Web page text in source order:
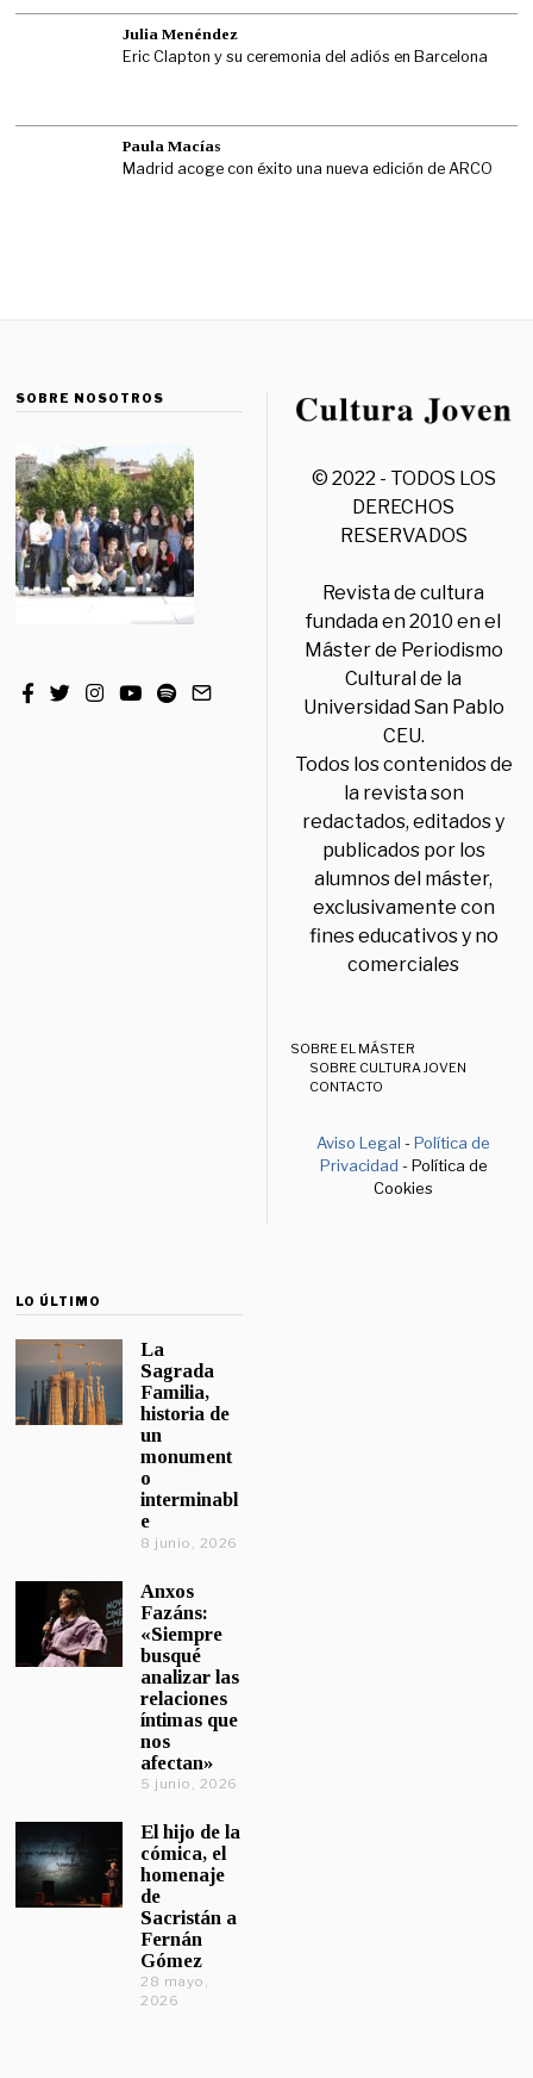
Julia Menéndez
Eric Clapton y su ceremonia del adiós en Barcelona
Paula Macías
Madrid acoge con éxito una nueva edición de ARCO
SOBRE NOSOTROS
© 2022 - TODOS LOS
DERECHOS
RESERVADOS
Revista de cultura
fundada en 2010 en el
Máster de Periodismo
Cultural de la
Universidad San Pablo
CEU.
Todos los contenidos de
la revista son
redactados, editados y
publicados por los
alumnos del máster,
exclusivamente con
fines educativos y no
comerciales
SOBRE EL MÁSTER
SOBRE CULTURA JOVEN
CONTACTO
Aviso Legal -Política de
Privacidad - Política de
Cookies
LO ÚLTIMO
La
Sagrada
Familia,
historia de
un
monument
o
interminabl
e
8 junio, 2026
Anxos
Fazáns:
«Siempre
busqué
analizar las
relaciones
íntimas que
nos
afectan»
5 junio, 2026
El hijo de la
cómica, el
homenaje
de
Sacristán a
Fernán
Gómez
28 mayo,
2026